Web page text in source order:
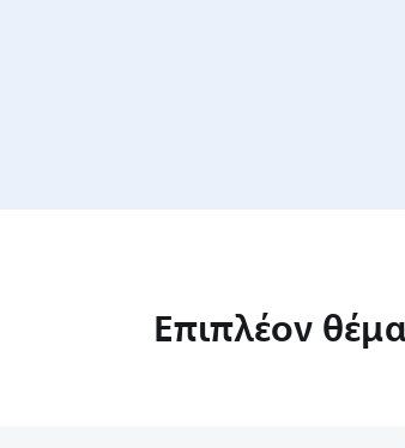
Επιπλέον